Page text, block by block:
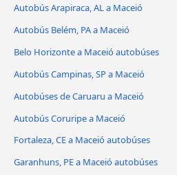
Autobús Arapiraca, AL a Maceió
Autobús Belém, PA a Maceió
Belo Horizonte a Maceió autobúses
Autobús Campinas, SP a Maceió
Autobúses de Caruaru a Maceió
Autobús Coruripe a Maceió
Fortaleza, CE a Maceió autobúses
Garanhuns, PE a Maceió autobúses